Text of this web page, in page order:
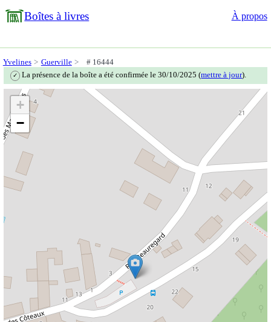
Boîtes à livres À propos
Yvelines Guerville # 16444
✓ La présence de la boîte a été confirmée le 30/10/2025 (mettre à jour).
+
−